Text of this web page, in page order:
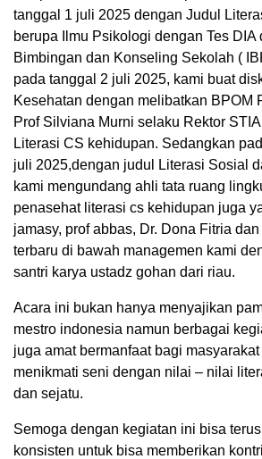
tanggal 1 juli 2025 dengan Judul
berupa Ilmu Psikologi dengan Tes DIA
Bimbingan dan Konseling Sekolah (
pada tanggal 2 juli 2025, kami buat
Kesehatan dengan melibatkan BPOM
Prof Silviana Murni selaku Rektor
Literasi CS kehidupan. Sedangkan
juli 2025,dengan judul Literasi Sosial
kami mengundang ahli tata ruang
penasehat literasi cs kehidupan juga
jamasy, prof abbas, Dr. Dona Fitria
terbaru di bawah managemen kami
santri karya ustadz gohan dari riau.
Acara ini bukan hanya menyajikan
mestro indonesia namun berbagai
juga amat bermanfaat bagi
menikmati seni dengan nilai – nilai
dan sejatu.
Semoga dengan kegiatan ini bisa
konsisten untuk bisa memberikan